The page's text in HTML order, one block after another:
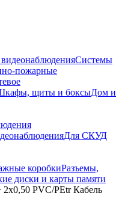
Системы
пожарные
щиты и боксыДом и
Для СКУД
коробкиРазъемы,
диски и карты памяти
2х0,50 PVC/PEtr Кабель